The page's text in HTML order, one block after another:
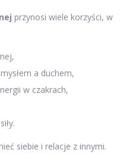
przynosi wiele korzyści, w
a duchem,
w czakrach,
siebie i relacje z innymi.